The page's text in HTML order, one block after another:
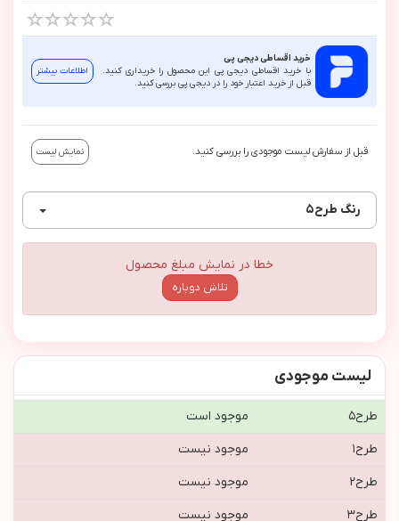
خرید اقساطی دیجی پی
با خرید اقساطی دیجی پی این محصول را خریداری کنید.
قبل از خرید اعتبار خود را در دیجی پی بررسی کنید.
اطلاعات بیشتر
قبل از سفارش لیست موجودی را بررسی کنید. نمایش لیست
رنگ طرح٥
خطا در نمایش مبلغ محصول
تلاش دوباره
لیست موجودی
طرح٥
موجود است
طرح١
موجود نیست
طرح٢
موجود نیست
طرح٣
موجود نیست